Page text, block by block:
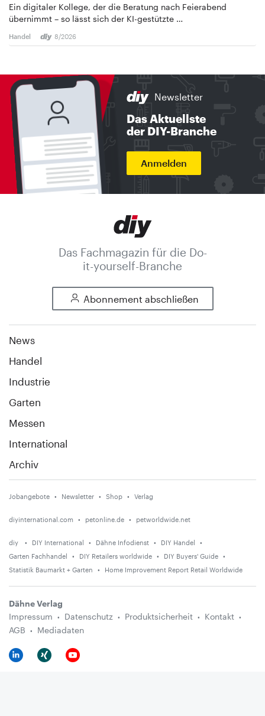
Ein digitaler Kollege, der die Beratung nach Feierabend
übernimmt – so lässt sich der KI-gestützte …
Handel 8/2026
Newsletter
Das Aktuellste
der DIY-Branche
Anmelden
Das Fachmagazin für die Do-
it-yourself-Branche
Abonnement abschließen
News
Handel
Industrie
Garten
Messen
International
Archiv
Jobangebote Newsletter Shop Verlag
diyinternational.com petonline.de petworldwide.net
diy DIY International Dähne Infodienst
DIY Handel
Garten Fachhandel
DIY Retailers worldwide
DIY Buyers' Guide
Statistik Baumarkt + Garten
Home Improvement Report Retail Worldwide
Dähne Verlag
Impressum
Datenschutz Produktsicherheit
Kontakt
AGB
Mediadaten